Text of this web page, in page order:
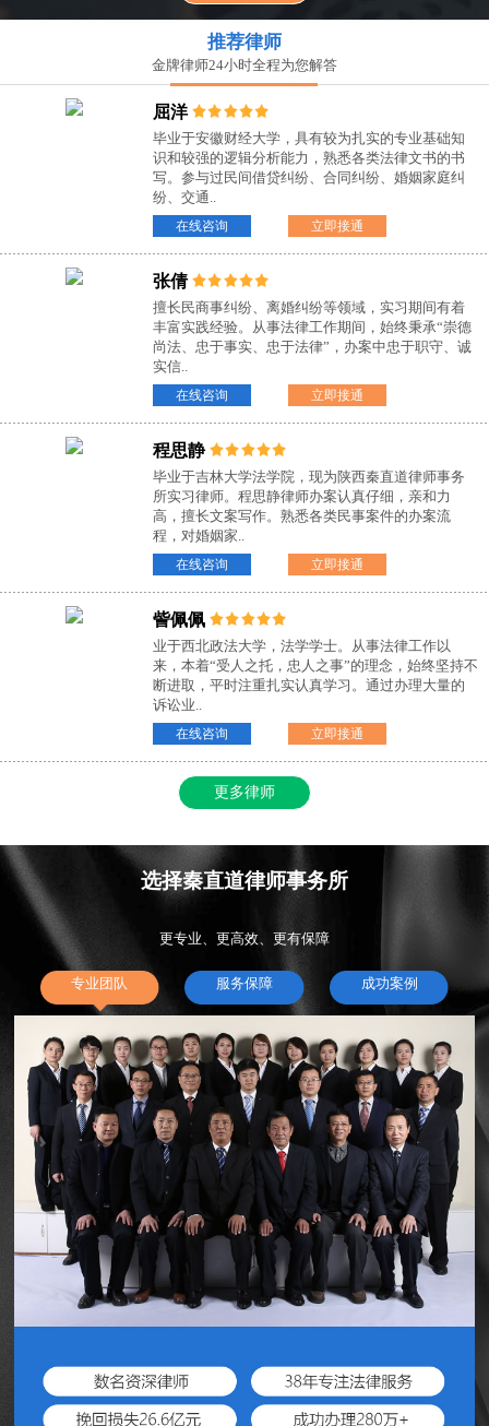
推荐律师
金牌律师24小时全程为您解答
屈洋
毕业于安徽财经大学，具有较为扎实的专业基础知
识和较强的逻辑分析能力，熟悉各类法律文书的书
写。参与过民间借贷纠纷、合同纠纷、婚姻家庭纠
纷、交通..
在线咨询 立即接通
张倩
擅长民商事纠纷、离婚纠纷等领域，实习期间有着
丰富实践经验。从事法律工作期间，始终秉承“崇德
尚法、忠于事实、忠于法律”，办案中忠于职守、诚
实信..
在线咨询 立即接通
程思静
毕业于吉林大学法学院，现为陕西秦直道律师事务
所实习律师。程思静律师办案认真仔细，亲和力
高，擅长文案写作。熟悉各类民事案件的办案流
程，对婚姻家..
在线咨询 立即接通
訾佩佩
业于西北政法大学，法学学士。从事法律工作以
来，本着“受人之托，忠人之事”的理念，始终坚持不
断进取，平时注重扎实认真学习。通过办理大量的
诉讼业..
在线咨询 立即接通
更多律师
选择秦直道律师事务所
更专业、更高效、更有保障
专业团队 服务保障 成功案例